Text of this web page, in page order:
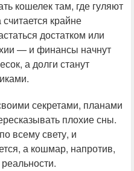
кошелек там, где гуляют
крайне
достатком или
— и финансы начнут
а долги станут
секретами, планами
плохие сны.
всему свету, и
а кошмар, напротив,